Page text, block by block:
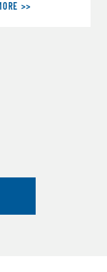
ォーマンスコ
>>